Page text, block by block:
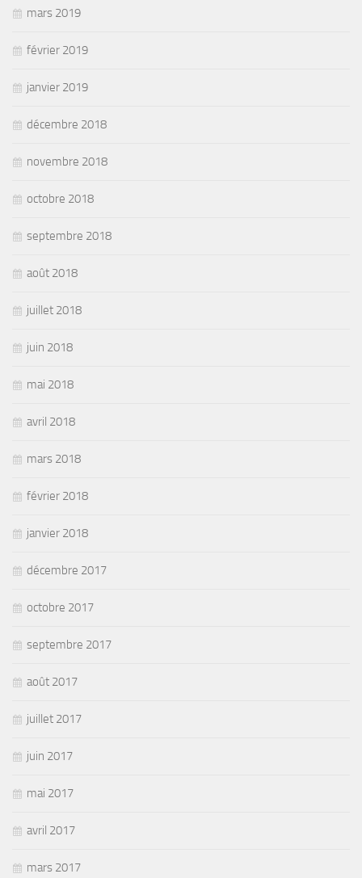
mars 2019
février 2019
janvier 2019
décembre 2018
novembre 2018
octobre 2018
septembre 2018
août 2018
juillet 2018
juin 2018
mai 2018
avril 2018
mars 2018
février 2018
janvier 2018
décembre 2017
octobre 2017
septembre 2017
août 2017
juillet 2017
juin 2017
mai 2017
avril 2017
mars 2017